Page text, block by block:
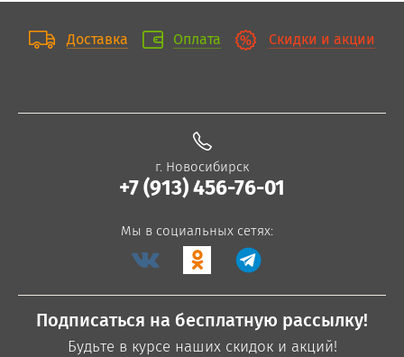
Доставка Оплата Скидки и акции
г. Новосибирск
+7 (913) 456-76-01
Мы в социальных сетях:
Подписаться на бесплатную рассылку!
Будьте в курсе наших скидок и акций!